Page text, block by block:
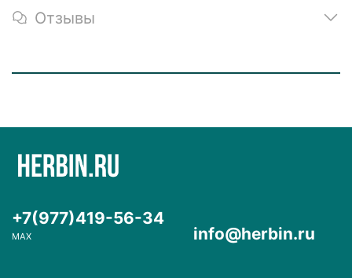
Отзывы
+7(977)419-56-34
MAX info@herbin.ru